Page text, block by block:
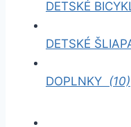
DETSKÉ
DETSKÉ
DOPLNKY (10)